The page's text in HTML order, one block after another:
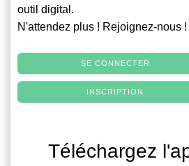
outil digital.
N'attendez plus ! Rejoignez-nous !
SE CONNECTER
INSCRIPTION
Téléchargez